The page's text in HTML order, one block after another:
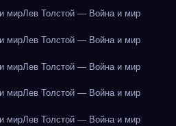
мирЛев Толстой — Война и мир
мирЛев Толстой — Война и мир
мирЛев Толстой — Война и мир
мирЛев Толстой — Война и мир
мирЛев Толстой — Война и мир